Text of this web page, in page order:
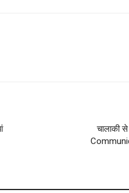
चालाकी